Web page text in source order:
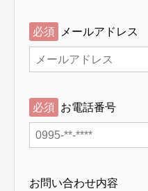
必須 メールアドレス
必須 お電話番号
お問い合わせ内容